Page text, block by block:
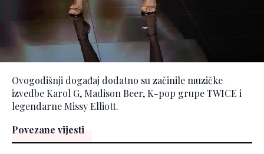
Ovogodišnji događaj dodatno su začinile muzičke
izvedbe Karol G, Madison Beer, K-pop grupe TWICE i
legendarne Missy Elliott.
Povezane vijesti